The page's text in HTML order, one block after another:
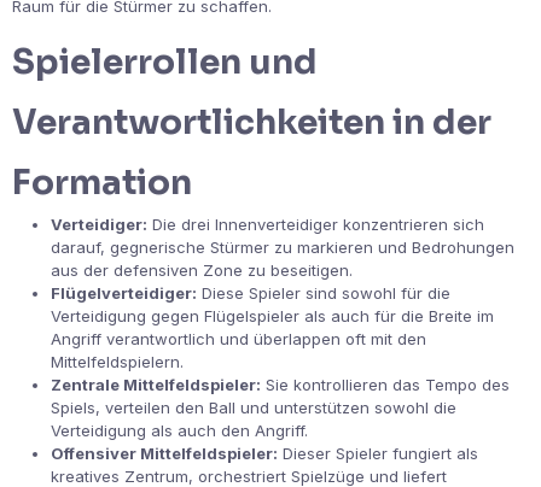
Raum für die Stürmer zu schaffen.
Spielerrollen und
Verantwortlichkeiten in der
Formation
Verteidiger: Die drei Innenverteidiger konzentrieren sich
darauf, gegnerische Stürmer zu markieren und Bedrohungen
aus der defensiven Zone zu beseitigen.
Flügelverteidiger: Diese Spieler sind sowohl für die
Verteidigung gegen Flügelspieler als auch für die Breite im
Angriff verantwortlich und überlappen oft mit den
Mittelfeldspielern.
Zentrale Mittelfeldspieler: Sie kontrollieren das Tempo des
Spiels, verteilen den Ball und unterstützen sowohl die
Verteidigung als auch den Angriff.
Offensiver Mittelfeldspieler: Dieser Spieler fungiert als
kreatives Zentrum, orchestriert Spielzüge und liefert